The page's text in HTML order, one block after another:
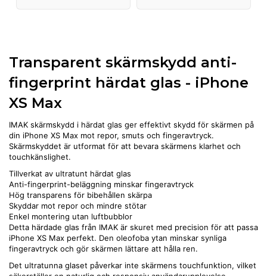
Transparent skärmskydd anti-
fingerprint härdat glas - iPhone
XS Max
IMAK skärmskydd i härdat glas ger effektivt skydd för skärmen på
din iPhone XS Max mot repor, smuts och fingeravtryck.
Skärmskyddet är utformat för att bevara skärmens klarhet och
touchkänslighet.
Tillverkat av ultratunt härdat glas
Anti-fingerprint-beläggning minskar fingeravtryck
Hög transparens för bibehållen skärpa
Skyddar mot repor och mindre stötar
Enkel montering utan luftbubblor
Detta härdade glas från IMAK är skuret med precision för att passa
iPhone XS Max perfekt. Den oleofoba ytan minskar synliga
fingeravtryck och gör skärmen lättare att hålla ren.
Det ultratunna glaset påverkar inte skärmens touchfunktion, vilket